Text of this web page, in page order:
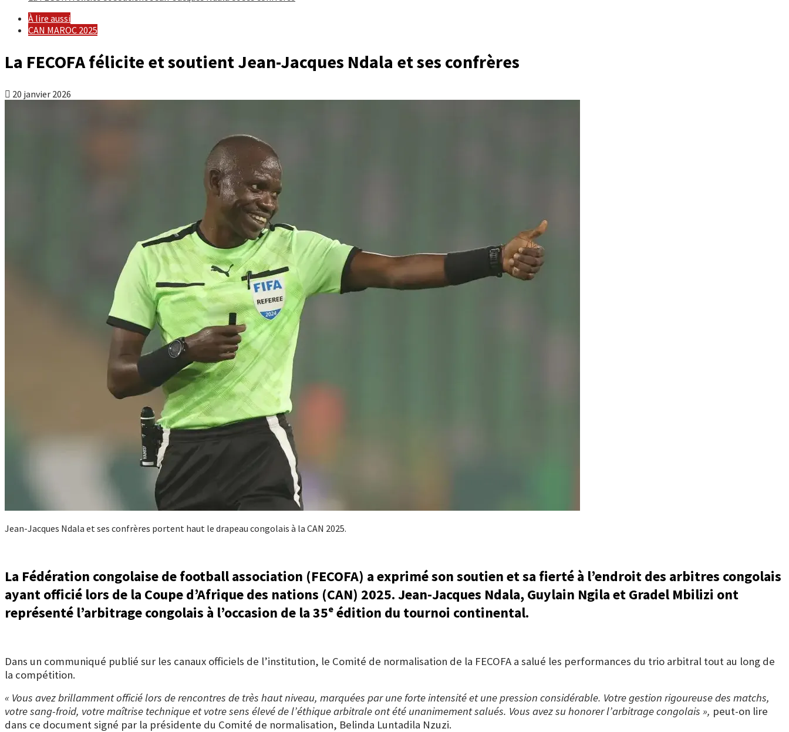
À lire aussi
CAN MAROC 2025
La FECOFA félicite et soutient Jean-Jacques Ndala et ses confrères
20 janvier 2026
Jean-Jacques Ndala et ses confrères portent haut le drapeau congolais à la CAN 2025.
La Fédération congolaise de football association (FECOFA) a exprimé son soutien et sa fierté à l’endroit des arbitres congolais
ayant officié lors de la Coupe d’Afrique des nations (CAN) 2025. Jean-Jacques Ndala, Guylain Ngila et Gradel Mbilizi ont
représenté l’arbitrage congolais à l’occasion de la 35ᵉ édition du tournoi continental.
Dans un communiqué publié sur les canaux officiels de l’institution, le Comité de normalisation de la FECOFA a salué les performances du trio arbitral tout au long de
la compétition.
« Vous avez brillamment officié lors de rencontres de très haut niveau, marquées par une forte intensité et une pression considérable. Votre gestion rigoureuse des matchs,
votre sang-froid, votre maîtrise technique et votre sens élevé de l’éthique arbitrale ont été unanimement salués. Vous avez su honorer l’arbitrage congolais », peut-on lire
dans ce document signé par la présidente du Comité de normalisation, Belinda Luntadila Nzuzi.